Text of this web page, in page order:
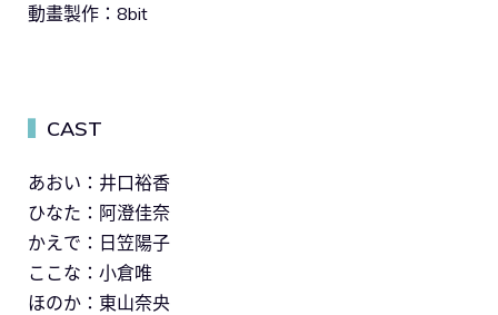
動畫製作：8bit
CAST
あおい：井口裕香
ひなた：阿澄佳奈
かえで：日笠陽子
ここな：小倉唯
ほのか：東山奈央